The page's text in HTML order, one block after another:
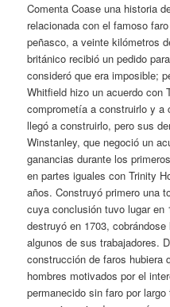
Comenta Coase una historia
relacionada con el famoso
peñasco, a veinte kilómetros
británico recibió un pedido
consideró que era imposible;
Whitfield hizo un acuerdo con
comprometía a construirlo y a
llegó a construirlo, pero sus
Winstanley, que negoció un
ganancias durante los
en partes iguales con Trinity
años. Construyó primero una
cuya conclusión tuvo lugar en
destruyó en 1703,
algunos de sus trabajadores.
construcción de faros hubiera
hombres motivados por el
permanecido sin faro por